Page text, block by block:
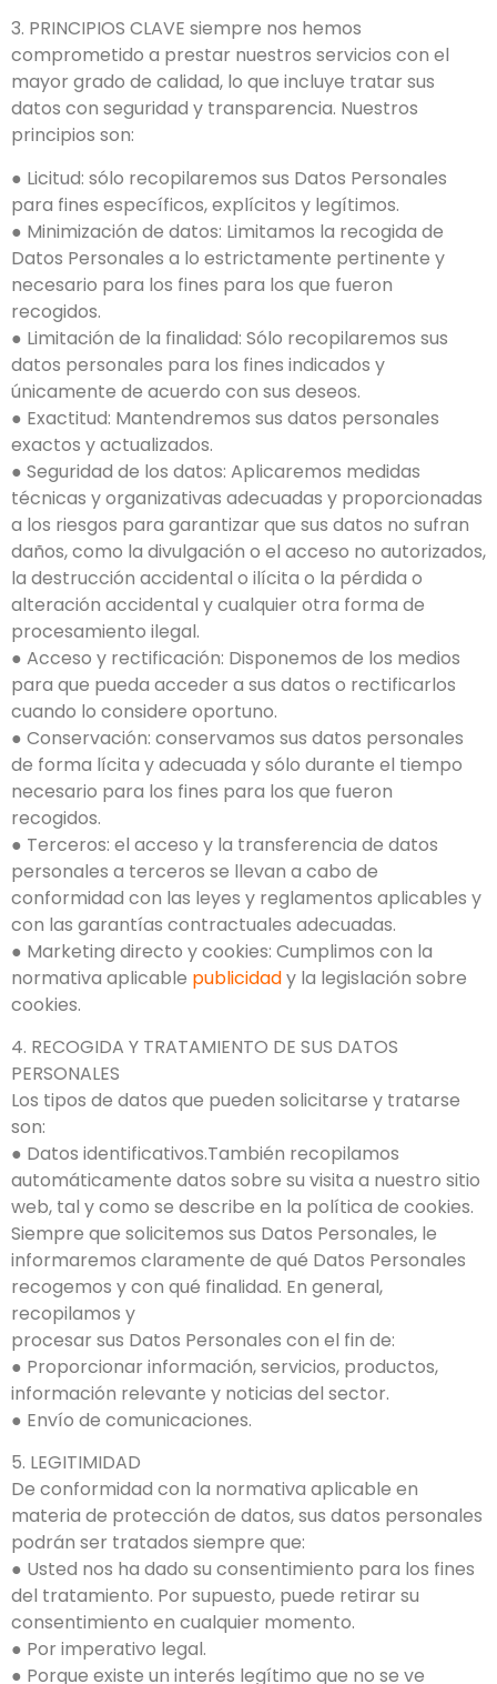
3. PRINCIPIOS CLAVE siempre nos hemos
comprometido a prestar nuestros servicios con el
mayor grado de calidad, lo que incluye tratar sus
datos con seguridad y transparencia. Nuestros
principios son:
● Licitud: sólo recopilaremos sus Datos Personales
para fines específicos, explícitos y legítimos.
● Minimización de datos: Limitamos la recogida de
Datos Personales a lo estrictamente pertinente y
necesario para los fines para los que fueron
recogidos.
● Limitación de la finalidad: Sólo recopilaremos sus
datos personales para los fines indicados y
únicamente de acuerdo con sus deseos.
● Exactitud: Mantendremos sus datos personales
exactos y actualizados.
● Seguridad de los datos: Aplicaremos medidas
técnicas y organizativas adecuadas y proporcionadas
a los riesgos para garantizar que sus datos no sufran
daños, como la divulgación o el acceso no autorizados,
la destrucción accidental o ilícita o la pérdida o
alteración accidental y cualquier otra forma de
procesamiento ilegal.
● Acceso y rectificación: Disponemos de los medios
para que pueda acceder a sus datos o rectificarlos
cuando lo considere oportuno.
● Conservación: conservamos sus datos personales
de forma lícita y adecuada y sólo durante el tiempo
necesario para los fines para los que fueron
recogidos.
● Terceros: el acceso y la transferencia de datos
personales a terceros se llevan a cabo de
conformidad con las leyes y reglamentos aplicables y
con las garantías contractuales adecuadas.
● Marketing directo y cookies: Cumplimos con la
normativa aplicable publicidady la legislación sobre
cookies.
4. RECOGIDA Y TRATAMIENTO DE SUS DATOS
PERSONALES
Los tipos de datos que pueden solicitarse y tratarse
son:
● Datos identificativos.También recopilamos
automáticamente datos sobre su visita a nuestro sitio
web, tal y como se describe en la política de cookies.
Siempre que solicitemos sus Datos Personales, le
informaremos claramente de qué Datos Personales
recogemos y con qué finalidad. En general,
recopilamos y
procesar sus Datos Personales con el fin de:
● Proporcionar información, servicios, productos,
información relevante y noticias del sector.
● Envío de comunicaciones.
5. LEGITIMIDAD
De conformidad con la normativa aplicable en
materia de protección de datos, sus datos personales
podrán ser tratados siempre que:
● Usted nos ha dado su consentimiento para los fines
del tratamiento. Por supuesto, puede retirar su
consentimiento en cualquier momento.
● Por imperativo legal.
● Porque existe un interés legítimo que no se ve